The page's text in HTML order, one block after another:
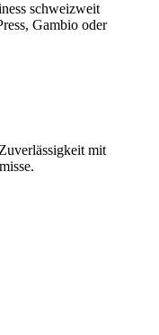
schweizweit
Gambio oder
mit